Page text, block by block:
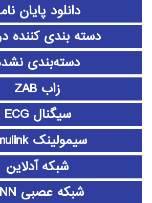
دانلود پايان
دسته بندی کننده
دسته‌بندی
زاب ZAB
سیگنال ECG
سیمولینک simulink
شبکه آدلاین
شبکه عصبی CNN